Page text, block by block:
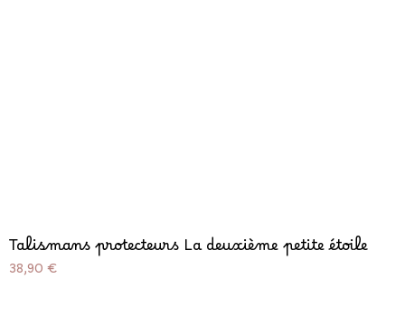
Talismans protecteurs La deuxième petite étoile
Prix
38,90 €